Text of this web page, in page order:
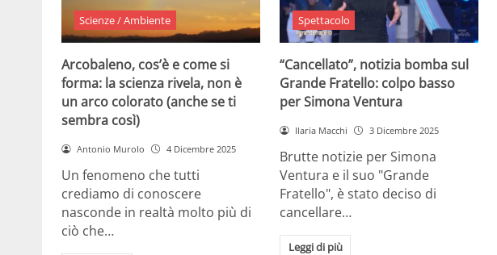
Scienze / Ambiente
Arcobaleno, cos’è e come si
forma: la scienza rivela, non è
un arco colorato (anche se ti
sembra così)
Antonio Murolo 4 Dicembre 2025
Un fenomeno che tutti
crediamo di conoscere
nasconde in realtà molto più di
ciò che…
Spettacolo
“Cancellato”, notizia bomba sul
Grande Fratello: colpo basso
per Simona Ventura
Ilaria Macchi 3 Dicembre 2025
Brutte notizie per Simona
Ventura e il suo "Grande
Fratello", è stato deciso di
cancellare…
Leggi di più